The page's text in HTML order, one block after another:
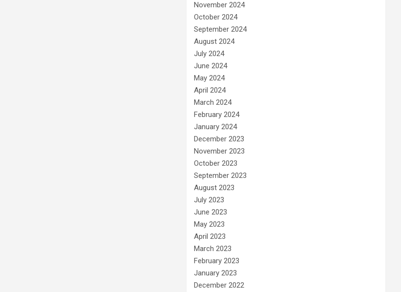
November 2024
October 2024
September 2024
August 2024
July 2024
June 2024
May 2024
April 2024
March 2024
February 2024
January 2024
December 2023
November 2023
October 2023
September 2023
August 2023
July 2023
June 2023
May 2023
April 2023
March 2023
February 2023
January 2023
December 2022